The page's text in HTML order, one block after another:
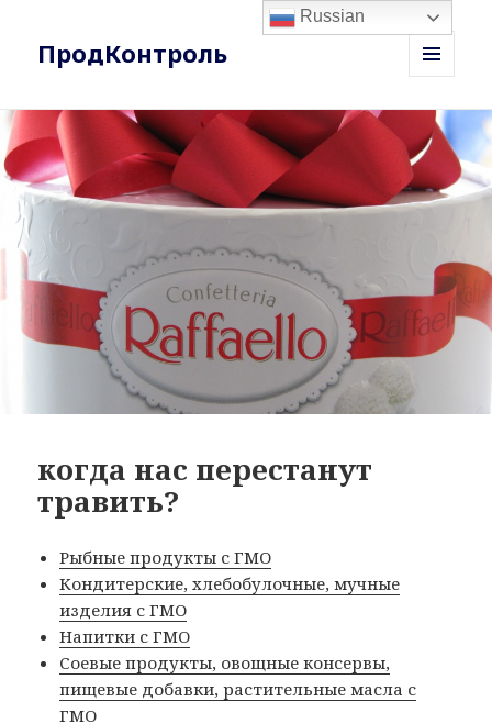
ПродКонтроль
WIDGETS
когда нас перестанут
травить?
Рыбные продукты с ГМО
Кондитерские, хлебобулочные, мучные
изделия с ГМО
Напитки с ГМО
Соевые продукты, овощные консервы,
пищевые добавки, растительные масла с
ГМО
Russian